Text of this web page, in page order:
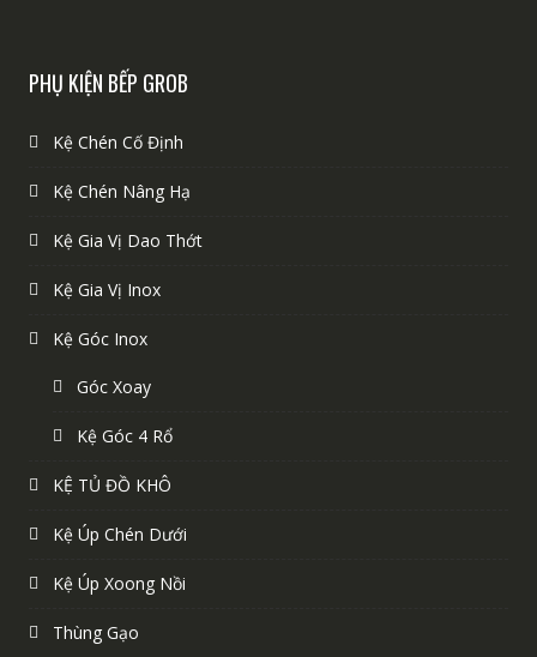
PHỤ KIỆN BẾP GROB
Kệ Chén Cố Định
Kệ Chén Nâng Hạ
Kệ Gia Vị Dao Thớt
Kệ Gia Vị Inox
Kệ Góc Inox
Góc Xoay
Kệ Góc 4 Rổ
KỆ TỦ ĐỒ KHÔ
Kệ Úp Chén Dưới
Kệ Úp Xoong Nồi
Thùng Gạo